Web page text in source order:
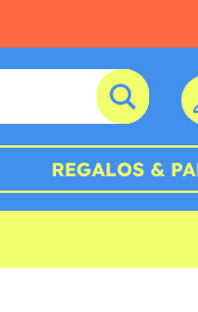
REGALOS &